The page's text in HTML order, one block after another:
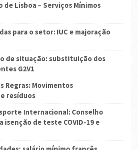
de Lisboa – Serviços Mínimos
para o setor: IUC e majoração
de situação: substituição dos
G2V1
Regras: Movimentos
resíduos
Internacional: Conselho
isenção de teste COVID-19 e